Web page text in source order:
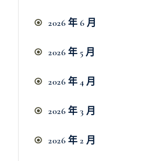
2026 年 6 月
2026 年 5 月
2026 年 4 月
2026 年 3 月
2026 年 2 月